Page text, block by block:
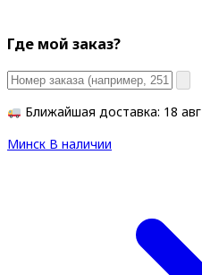
Где мой заказ?
Ближайшая доставка: 18 авг
Минск В наличии